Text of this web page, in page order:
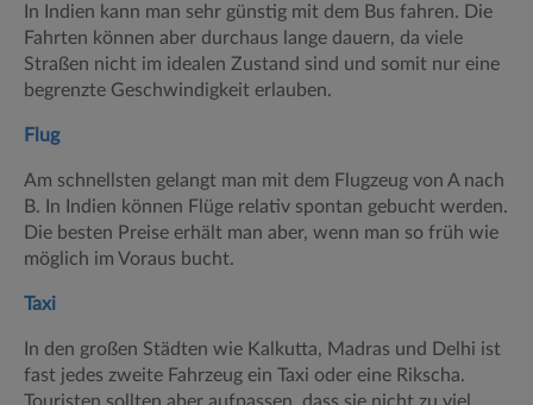
In Indien kann man sehr günstig mit dem Bus fahren. Die
Fahrten können aber durchaus lange dauern, da viele
Straßen nicht im idealen Zustand sind und somit nur eine
begrenzte Geschwindigkeit erlauben.
Flug
Am schnellsten gelangt man mit dem Flugzeug von A nach
B. In Indien können Flüge relativ spontan gebucht werden.
Die besten Preise erhält man aber, wenn man so früh wie
möglich im Voraus bucht.
Taxi
In den großen Städten wie Kalkutta, Madras und Delhi ist
fast jedes zweite Fahrzeug ein Taxi oder eine Rikscha.
Touristen sollten aber aufpassen, dass sie nicht zu viel